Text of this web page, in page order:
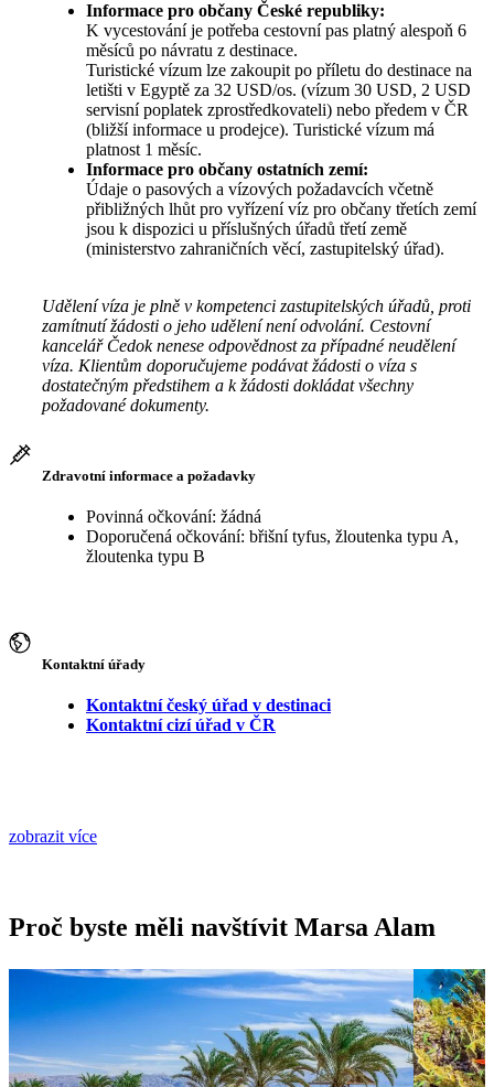
Informace pro občany České republiky:
K vycestování je potřeba cestovní pas platný alespoň 6
měsíců po návratu z destinace.
Turistické vízum lze zakoupit po příletu do destinace na
letišti v Egyptě za 32 USD/os. (vízum 30 USD, 2 USD
servisní poplatek zprostředkovateli) nebo předem v ČR
(bližší informace u prodejce). Turistické vízum má
platnost 1 měsíc.
Informace pro občany ostatních zemí:
Údaje o pasových a vízových požadavcích včetně
přibližných lhůt pro vyřízení víz pro občany třetích zemí
jsou k dispozici u příslušných úřadů třetí země
(ministerstvo zahraničních věcí, zastupitelský úřad).
Udělení víza je plně v kompetenci zastupitelských úřadů, proti
zamítnutí žádosti o jeho udělení není odvolání. Cestovní
kancelář Čedok nenese odpovědnost za případné neudělení
víza. Klientům doporučujeme podávat žádosti o víza s
dostatečným předstihem a k žádosti dokládat všechny
požadované dokumenty.
Zdravotní informace a požadavky
Povinná očkování: žádná
Doporučená očkování: břišní tyfus, žloutenka typu A,
žloutenka typu B
Kontaktní úřady
Kontaktní český úřad v destinaci
Kontaktní cizí úřad v ČR
zobrazit více
Proč byste měli navštívit Marsa Alam